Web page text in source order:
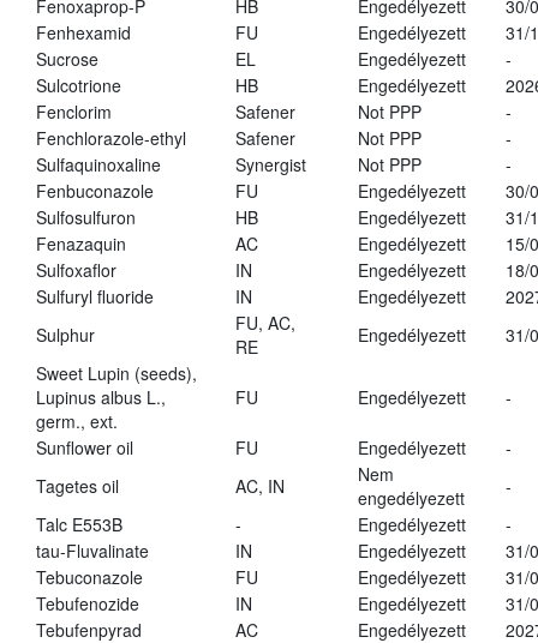
Fenoxaprop-P
HB Engedélyezett
30/
Fenhexamid
FU Engedélyezett
31/
Sucrose
EL Engedélyezett
-
Sulcotrione
HB Engedélyezett
Fenclorim
Safener Not PPP
-
Fenchlorazole-ethyl
Safener Not PPP
-
Sulfaquinoxaline
Synergist Not PPP
-
Fenbuconazole
FU Engedélyezett
30/
Sulfosulfuron
HB Engedélyezett
31/
Fenazaquin
AC Engedélyezett
15/
Sulfoxaflor
IN Engedélyezett
18/
Sulfuryl fluoride
IN Engedélyezett
Sulphur
FU, AC,
RE
Engedélyezett
31/
Sweet Lupin (seeds),
Lupinus albus L.,
germ., ext.
FU Engedélyezett -
Sunflower oil FU Engedélyezett
-
Tagetes oil
AC, IN
Nem
engedélyezett
-
Talc E553B
- Engedélyezett
-
tau-Fluvalinate
IN Engedélyezett
31/
Tebuconazole
FU Engedélyezett
31/
Tebufenozide
IN Engedélyezett
31/
Tebufenpyrad
AC Engedélyezett